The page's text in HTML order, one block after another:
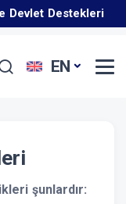
Devlet Destekleri
EN
şunlardır: